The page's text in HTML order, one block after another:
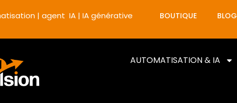
| agent IA | IA générative BOUTIQUE BLOG
AUTOMATISATION & IA